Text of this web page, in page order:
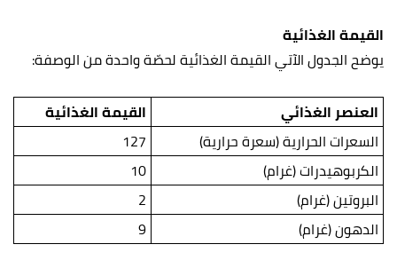
القيمة الغذائية
يوضح الجدول الآتي القيمة الغذائية لحصّة واحدة من الوصفة:
العنصر الغذائي
القيمة الغذائية
السعرات الحرارية (سعرة حرارية)
127
الكربوهيدرات (غرام)
10
البروتين (غرام)
2
الدهون (غرام)
9